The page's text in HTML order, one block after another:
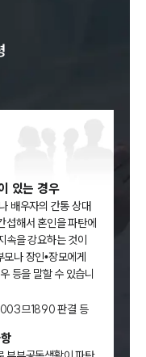
있는 경우
배우자의 간통 상대
섭해서 혼인을 파탄에
속을 강요하는 것이
나 장인•장모에게
등을 말할 수 있습니
므1890 판결 등